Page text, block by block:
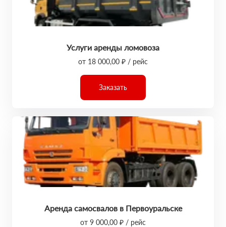
Услуги аренды ломовоза
от 18 000,00 ₽ / рейс
Заказать
Аренда самосвалов в Первоуральске
от 9 000,00 ₽ / рейс